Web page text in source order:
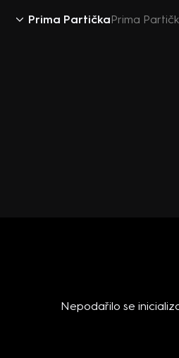
Prima Partička
Nepodařilo se